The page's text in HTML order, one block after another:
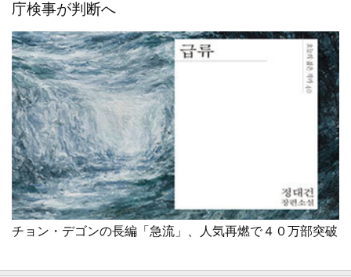
庁検事が判断へ
チョン・デゴンの長編「急流」、人気再燃で４０万部突破